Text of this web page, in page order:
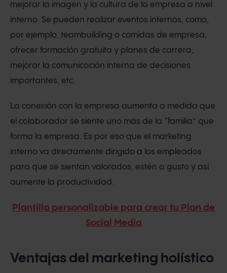
mejorar la imagen y la cultura de la empresa a nivel
interno. Se pueden realizar eventos internos, como,
por ejemplo, teambuilding o comidas de empresa;
ofrecer formación gratuita y planes de carrera;
mejorar la comunicación interna de decisiones
importantes, etc.
La conexión con la empresa aumenta a medida que
el colaborador se siente uno más de la “familia” que
forma la empresa. Es por eso que el marketing
interno va directamente dirigido a los empleados
para que se sientan valorados, estén a gusto y así
aumente la productividad.
Plantilla personalizable para crear tu Plan de
Social Media
Ventajas del marketing holístico